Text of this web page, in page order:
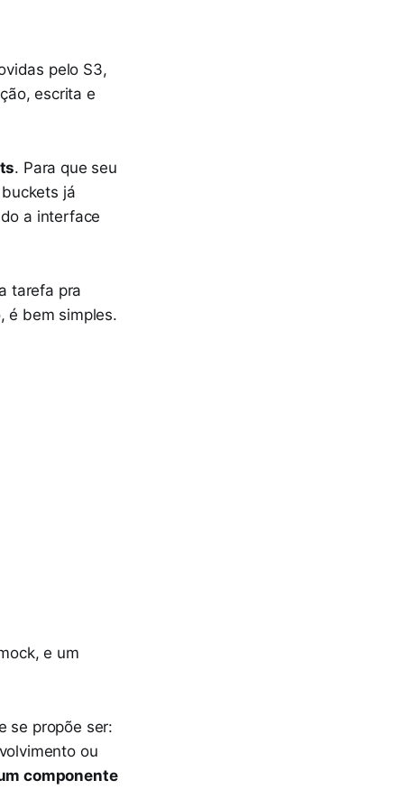
pelo S3,
escrita e
. Para que seu
já
a interface
tarefa pra
é bem simples.
e um
se propõe ser:
ou
componente